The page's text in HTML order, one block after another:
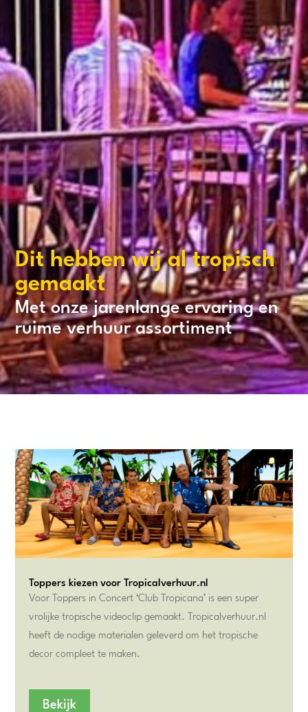
Dit hebben wij al tropisch
gemaakt
Met onze jarenlange ervaring en
ruime verhuur assortiment
Toppers kiezen voor Tropicalverhuur.nl
Voor Toppers in Concert ‘Club Tropicana’ is een super
vrolijke tropische videoclip gemaakt. Tropicalverhuur.nl
heeft de nodige materialen geleverd om het tropische
decor compleet te maken.
Bekijk